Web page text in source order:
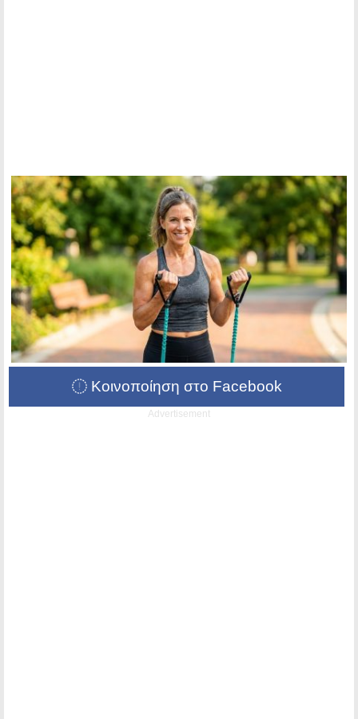
Κοινοποίηση στο Facebook
Advertisement